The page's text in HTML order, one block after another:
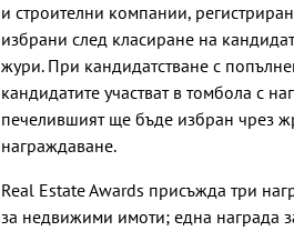
и строителни компании,
избрани след класиране на
жури. При кандидатстване с
кандидатите участват в томбола с
печелившият ще бъде избран чрез
награждаване.
Real Estate Awards присъжда три
за недвижими имоти; една награда